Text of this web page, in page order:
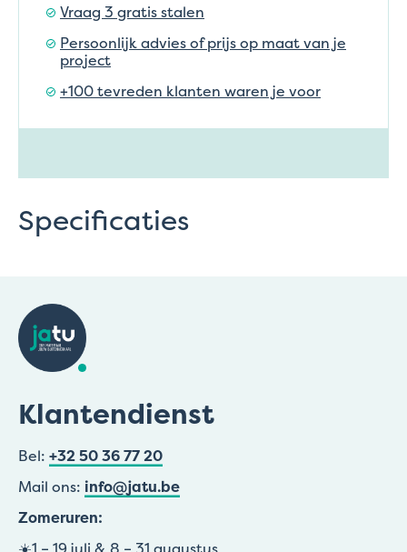
Vraag 3 gratis stalen
Persoonlijk advies of prijs op maat van je
project
+100 tevreden klanten waren je voor
Specificaties
Klantendienst
Bel: +32 50 36 77 20
Mail ons: info@jatu.be
Zomeruren: